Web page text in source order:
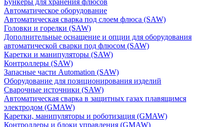
Бункеры для хранения флюсов
Автоматическое оборудование
Автоматическая сварка под слоем флюса (SAW)
Головки и горелки (SAW)
Дополнительные оснащение и опции для оборудования
автоматической сварки под флюсом (SAW)
Каретки и манипуляторы (SAW)
Контроллеры (SAW)
Запасные части Automation (SAW)
Оборудование для позиционирования изделий
Сварочные источники (SAW)
Автоматическая сварка в защитных газах плавящимся
электродом (GMAW)
Каретки, манипуляторы и роботизация (GMAW)
Контроллеры и блоки управления (GMAW)